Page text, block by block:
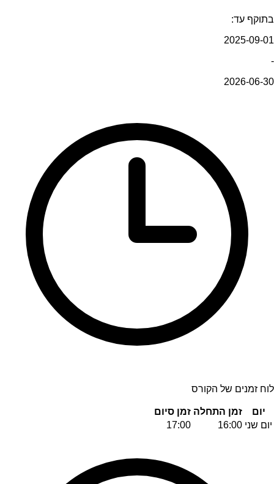
בתוקף עד:
2025-09-01
-
2026-06-30
לוח זמנים של הקורס
יום זמן התחלה זמן סיום
יום שני 16:00
17:00